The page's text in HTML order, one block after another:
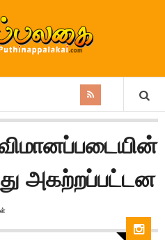
விமானப்படையின்
அகற்றப்பட்டன